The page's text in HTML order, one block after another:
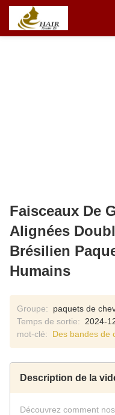
Faisceaux De
Alignées
Brésilien
Humains
Groupe:
paquets de
Temps de sortie:
2024-
mot-clé:
Des bandes de
Description de la
Découvrez comment